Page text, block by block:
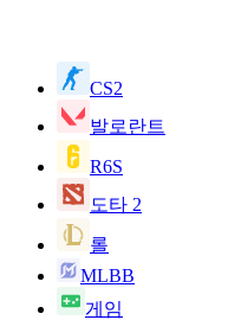
CS2
발로란트
R6S
도타 2
롤
MLBB
게임